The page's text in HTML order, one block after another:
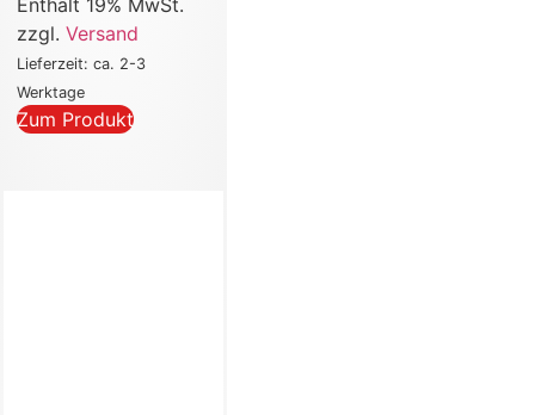
zzgl.Versand
Lieferzeit: ca. 2-3
Werktage
Zum Produkt